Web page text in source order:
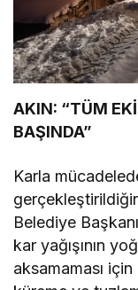
AKIN: “TÜM
BAŞINDA”
Karla
Belediye
kar yağışının
aksamaması